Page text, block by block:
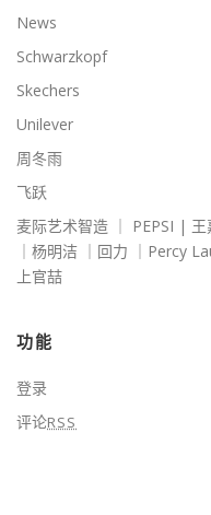
News
Schwarzkopf
Skechers
Unilever
周冬雨
飞跃
麦际艺术智造 ｜ PEPSI | 王
｜杨明洁 ｜回力 ｜Percy
上官喆
功能
登录
评论RSS